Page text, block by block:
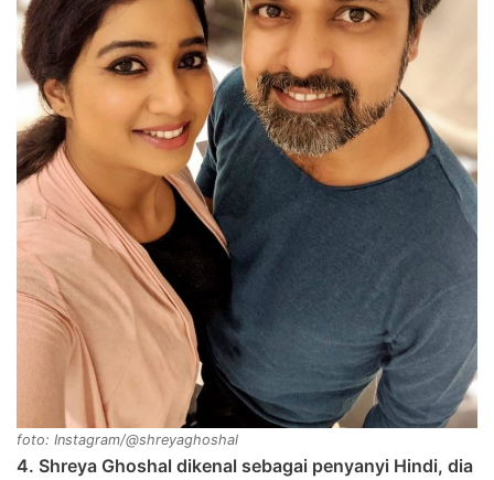
foto: Instagram/@shreyaghoshal
4. Shreya Ghoshal dikenal sebagai penyanyi Hindi, dia